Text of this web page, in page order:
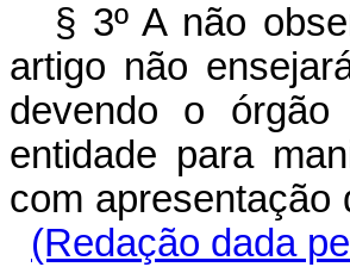
§ 3º A não
artigo não
devendo o
entidade para
com apresentação
(Redação dada